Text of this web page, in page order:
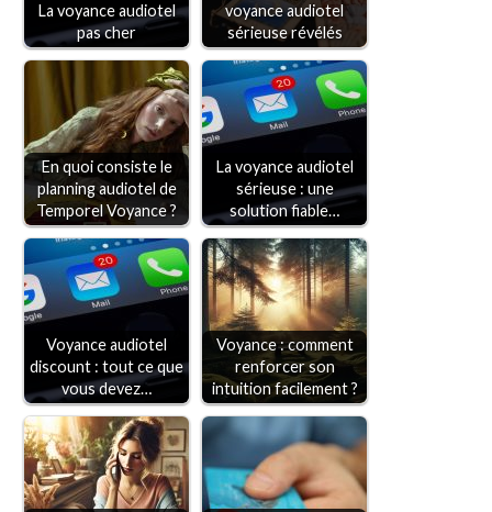
La voyance audiotel
pas cher
voyance audiotel
sérieuse révélés
En quoi consiste le
planning audiotel de
Temporel Voyance ?
La voyance audiotel
sérieuse : une
solution fiable…
Voyance audiotel
discount : tout ce que
vous devez…
Voyance : comment
renforcer son
intuition facilement ?